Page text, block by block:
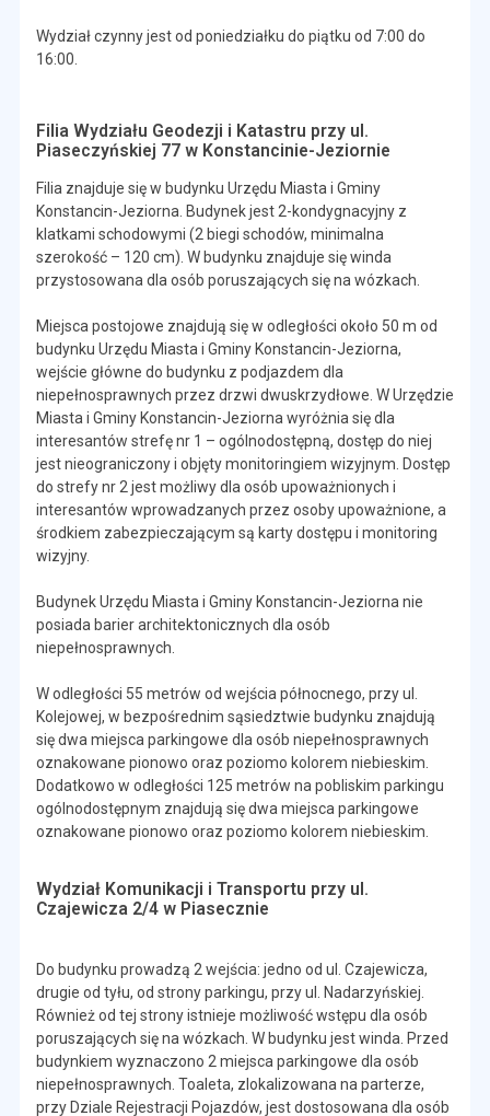
Wydział czynny jest od poniedziałku do piątku od 7:00 do
16:00.
Filia Wydziału Geodezji i Katastru przy ul.
Piaseczyńskiej 77 w Konstancinie-Jeziornie
Filia znajduje się w budynku Urzędu Miasta i Gminy
Konstancin-Jeziorna. Budynek jest 2-kondygnacyjny z
klatkami schodowymi (2 biegi schodów, minimalna
szerokość – 120 cm). W budynku znajduje się winda
przystosowana dla osób poruszających się na wózkach.
Miejsca postojowe znajdują się w odległości około 50 m od
budynku Urzędu Miasta i Gminy Konstancin-Jeziorna,
wejście główne do budynku z podjazdem dla
niepełnosprawnych przez drzwi dwuskrzydłowe. W Urzędzie
Miasta i Gminy Konstancin-Jeziorna wyróżnia się dla
interesantów strefę nr 1 – ogólnodostępną, dostęp do niej
jest nieograniczony i objęty monitoringiem wizyjnym. Dostęp
do strefy nr 2 jest możliwy dla osób upoważnionych i
interesantów wprowadzanych przez osoby upoważnione, a
środkiem zabezpieczającym są karty dostępu i monitoring
wizyjny.
Budynek Urzędu Miasta i Gminy Konstancin-Jeziorna nie
posiada barier architektonicznych dla osób
niepełnosprawnych.
W odległości 55 metrów od wejścia północnego, przy ul.
Kolejowej, w bezpośrednim sąsiedztwie budynku znajdują
się dwa miejsca parkingowe dla osób niepełnosprawnych
oznakowane pionowo oraz poziomo kolorem niebieskim.
Dodatkowo w odległości 125 metrów na pobliskim parkingu
ogólnodostępnym znajdują się dwa miejsca parkingowe
oznakowane pionowo oraz poziomo kolorem niebieskim.
Wydział Komunikacji i Transportu przy ul.
Czajewicza 2/4 w Piasecznie
Do budynku prowadzą 2 wejścia: jedno od ul. Czajewicza,
drugie od tyłu, od strony parkingu, przy ul. Nadarzyńskiej.
Również od tej strony istnieje możliwość wstępu dla osób
poruszających się na wózkach. W budynku jest winda. Przed
budynkiem wyznaczono 2 miejsca parkingowe dla osób
niepełnosprawnych. Toaleta, zlokalizowana na parterze,
przy Dziale Rejestracji Pojazdów, jest dostosowana dla osób